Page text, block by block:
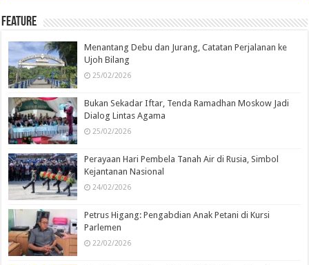
Feature
Menantang Debu dan Jurang, Catatan Perjalanan ke
Ujoh Bilang
25/02/2026
Bukan Sekadar Iftar, Tenda Ramadhan Moskow Jadi
Dialog Lintas Agama
25/02/2026
Perayaan Hari Pembela Tanah Air di Rusia, Simbol
Kejantanan Nasional
24/02/2026
Petrus Higang: Pengabdian Anak Petani di Kursi
Parlemen
22/02/2026